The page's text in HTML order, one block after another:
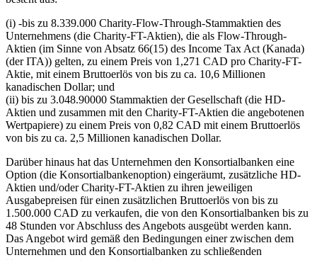
(i) -bis zu 8.339.000 Charity-Flow-Through-Stammaktien des
Unternehmens (die Charity-FT-Aktien), die als Flow-Through-
Aktien (im Sinne von Absatz 66(15) des Income Tax Act (Kanada)
(der ITA)) gelten, zu einem Preis von 1,271 CAD pro Charity-FT-
Aktie, mit einem Bruttoerlös von bis zu ca. 10,6 Millionen
kanadischen Dollar; und
(ii) bis zu 3.048.90000 Stammaktien der Gesellschaft (die HD-
Aktien und zusammen mit den Charity-FT-Aktien die angebotenen
Wertpapiere) zu einem Preis von 0,82 CAD mit einem Bruttoerlös
von bis zu ca. 2,5 Millionen kanadischen Dollar.
Darüber hinaus hat das Unternehmen den Konsortialbanken eine
Option (die Konsortialbankenoption) eingeräumt, zusätzliche HD-
Aktien und/oder Charity-FT-Aktien zu ihren jeweiligen
Ausgabepreisen für einen zusätzlichen Bruttoerlös von bis zu
1.500.000 CAD zu verkaufen, die von den Konsortialbanken bis zu
48 Stunden vor Abschluss des Angebots ausgeübt werden kann.
Das Angebot wird gemäß den Bedingungen einer zwischen dem
Unternehmen und den Konsortialbanken zu schließenden